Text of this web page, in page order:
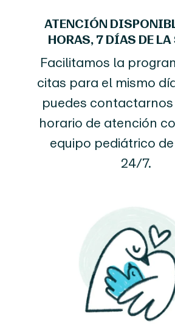
ATENCIÓN
HORAS, 7 DÍAS DE
Facilitamos la
citas para el mismo
puedes
horario de atención
equipo pediátrico
24/7.